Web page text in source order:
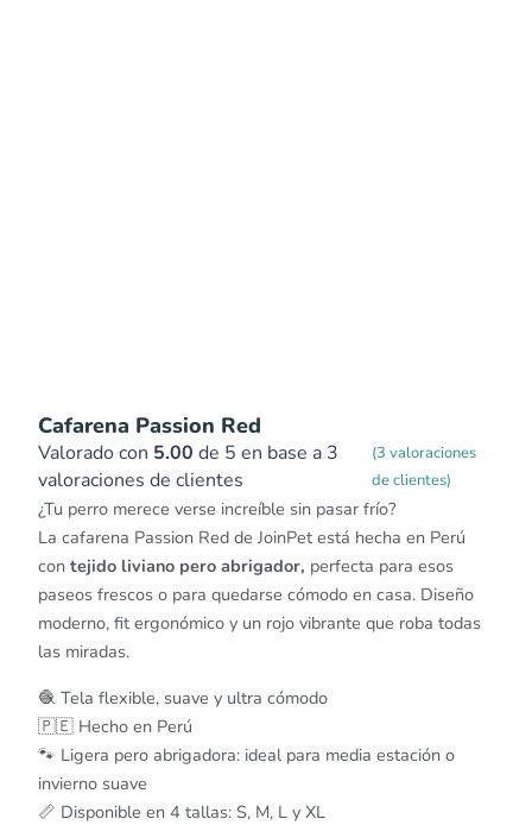
Cafarena Passion Red
Valorado con 5.00 de 5 en base a 3
valoraciones de clientes
(3 valoraciones
de clientes)
¿Tu perro merece verse increíble sin pasar frío?
La cafarena Passion Red de JoinPet está hecha en Perú
con tejido liviano pero abrigador, perfecta para esos
paseos frescos o para quedarse cómodo en casa. Diseño
moderno, fit ergonómico y un rojo vibrante que roba todas
las miradas.
🧶 Tela flexible, suave y ultra cómodo
🇵🇪 Hecho en Perú
🐾 Ligera pero abrigadora: ideal para media estación o
invierno suave
📏 Disponible en 4 tallas: S, M, L y XL